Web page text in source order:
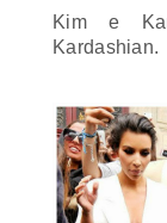
Kim e
Kardashian.